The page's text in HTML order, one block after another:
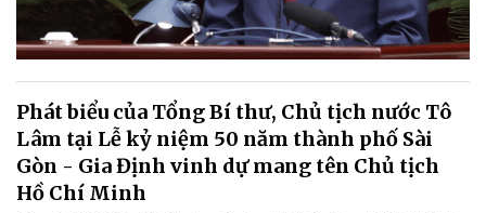
Phát biểu của Tổng Bí thư, Chủ tịch nước Tô
Lâm tại Lễ kỷ niệm 50 năm thành phố Sài
Gòn - Gia Định vinh dự mang tên Chủ tịch
Hồ Chí Minh